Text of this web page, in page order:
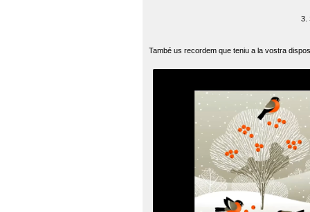
3.
També us recordem que teniu a la vostra